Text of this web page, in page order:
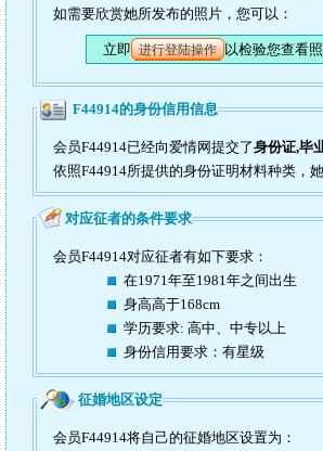
如需要欣赏她所发布的照片，您可以：
立即 进行登陆操作 以检验您查看
F44914的身份信用信息
会员F44914已经向爱情网提交了身份证,毕
依照F44914所提供的身份证明材料种类，
对应征者的条件要求
会员F44914对应征者有如下要求：
在1971年至1981年之间出生
身高高于168cm
学历要求: 高中、中专以上
身份信用要求：有星级
征婚地区设定
会员F44914将自己的征婚地区设置为：